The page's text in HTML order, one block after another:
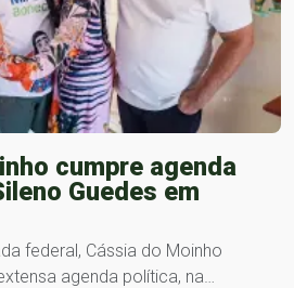
cumpre agenda
Guedes em
federal, Cássia do Moinho
agenda política, na…